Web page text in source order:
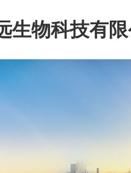
生物科技有